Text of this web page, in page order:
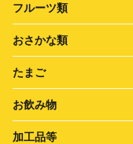
フルーツ類
おさかな類
たまご
お飲み物
加工品等